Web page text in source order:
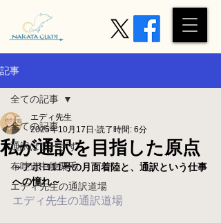
記事
全ての記事
通訳はじーざす
布哇道中膝栗毛
エディ先生の通訳道場
全ての記事
私が通訳を目指した原点
エディ先生
2025年10月17日 読了時間: 6分
～アポロ11号の月面着陸と、通訳という仕事
への憧れ～
エディ先生の通訳道場